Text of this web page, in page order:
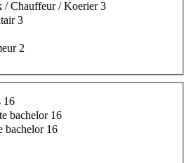
/ Chauffeur / Koerier3
3
2
16
bachelor 16
bachelor 16